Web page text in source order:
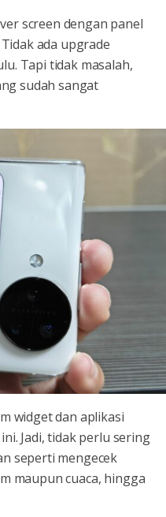
screen dengan panel
ada upgrade
Tapi tidak masalah,
sudah sangat
widget dan aplikasi
Jadi, tidak perlu sering
seperti mengecek
maupun cuaca, hingga